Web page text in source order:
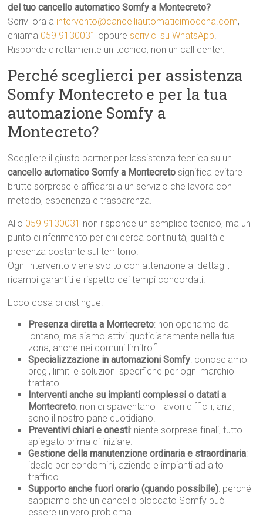
del tuo cancello automatico Somfy a Montecreto?
Scrivi ora a intervento@cancelliautomaticimodena.com,
chiama 059 9130031 oppurescrivici su WhatsApp.
Risponde direttamente un tecnico, non un call center.
Perché sceglierci per assistenza
Somfy Montecreto e per la tua
automazione Somfy a
Montecreto?
Scegliere il giusto partner per lassistenza tecnica su un
cancello automatico Somfy a Montecreto significa evitare
brutte sorprese e affidarsi a un servizio che lavora con
metodo, esperienza e trasparenza.
Allo 059 9130031 non risponde un semplice tecnico, ma un
punto di riferimento per chi cerca continuità, qualità e
presenza costante sul territorio.
Ogni intervento viene svolto con attenzione ai dettagli,
ricambi garantiti e rispetto dei tempi concordati.
Ecco cosa ci distingue:
Presenza diretta a Montecreto: non operiamo da
lontano, ma siamo attivi quotidianamente nella tua
zona, anche nei comuni limitrofi.
Specializzazione in automazioni Somfy: conosciamo
pregi, limiti e soluzioni specifiche per ogni marchio
trattato.
Interventi anche su impianti complessi o datati a
Montecreto: non ci spaventano i lavori difficili, anzi,
sono il nostro pane quotidiano.
Preventivi chiari e onesti: niente sorprese finali, tutto
spiegato prima di iniziare.
Gestione della manutenzione ordinaria e straordinaria:
ideale per condomini, aziende e impianti ad alto
traffico.
Supporto anche fuori orario (quando possibile): perché
sappiamo che un cancello bloccato Somfy può
essere un vero problema.